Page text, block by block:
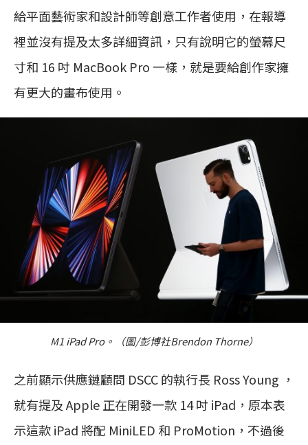
給平面藝術家和設計師等創意工作者使用，在報導
裡並沒有提及太多詳細資訊，只有說明它的螢幕尺
寸和 16 吋 MacBook Pro 一樣，就是要給創作家擁
有更大的畫布使用。
M1 iPad Pro。（圖/彭博社Brendon Thorne）
之前顯示供應鏈顧問 DSCC 的執行長 Ross Young ，
就有提及 Apple 正在開發一款 14 吋 iPad，原本表
示這款 iPad 將配 MiniLED 和 ProMotion，不過後